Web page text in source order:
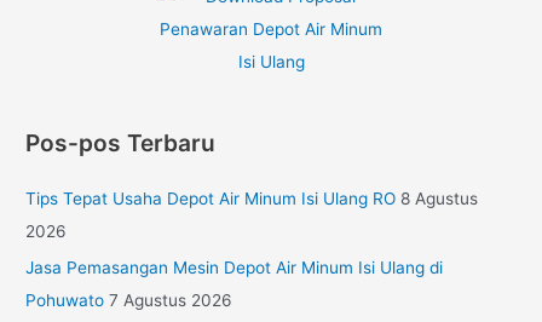
Pos-pos Terbaru
Tips Tepat Usaha Depot Air Minum Isi Ulang RO 8 Agustus
2026
Jasa Pemasangan Mesin Depot Air Minum Isi Ulang di
Pohuwato 7 Agustus 2026